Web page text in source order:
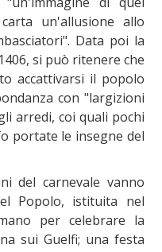
un'allusione allo
Data poi la
si può ritenere che
accattivarsi il popolo
con "largizioni
arredi, coi quali pochi
portate le insegne del
del carnevale vanno
Popolo, istituita nel
per celebrare la
sui Guelfi; una festa